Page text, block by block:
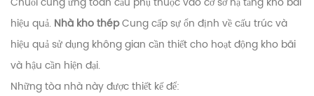
hiệu quả. Nhà kho thépCung cấp sự ổn định về cấu trúc và
hiệu quả sử dụng không gian cần thiết cho hoạt động kho bãi
và hậu cần hiện đại.
Những tòa nhà này được thiết kế để: